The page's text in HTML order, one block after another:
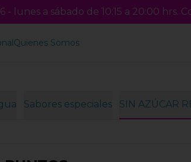
a sábado de 10:15 a 20:00 hrs.
Quienes Somos
Sabores especiales SIN AZÚCAR